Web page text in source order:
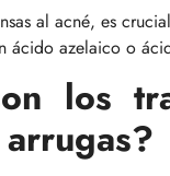
al acné, es
ácido azelaico o
los